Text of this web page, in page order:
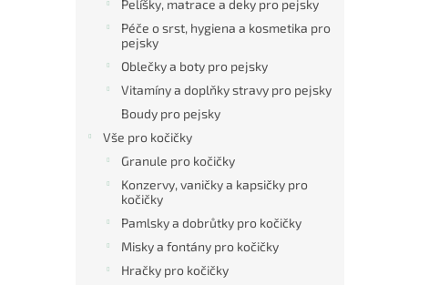
Pelíšky, matrace a deky pro pejsky
Péče o srst, hygiena a kosmetika pro
pejsky
Oblečky a boty pro pejsky
Vitamíny a doplňky stravy pro pejsky
Boudy pro pejsky
Vše pro kočičky
Granule pro kočičky
Konzervy, vaničky a kapsičky pro
kočičky
Pamlsky a dobrůtky pro kočičky
Misky a fontány pro kočičky
Hračky pro kočičky